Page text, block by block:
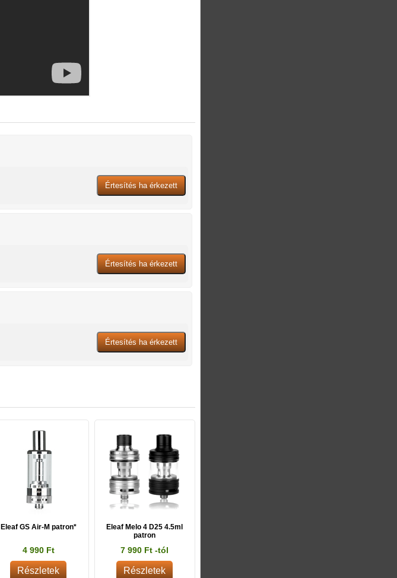
Eleaf GS Air-M patron*
4 990 Ft
Részletek
Eleaf Melo 4 D25 4.5ml
patron
7 990 Ft -tól
Részletek